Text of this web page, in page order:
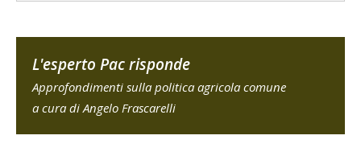
L'esperto Pac risponde
Approfondimenti sulla politica agricola comune
a cura di Angelo Frascarelli